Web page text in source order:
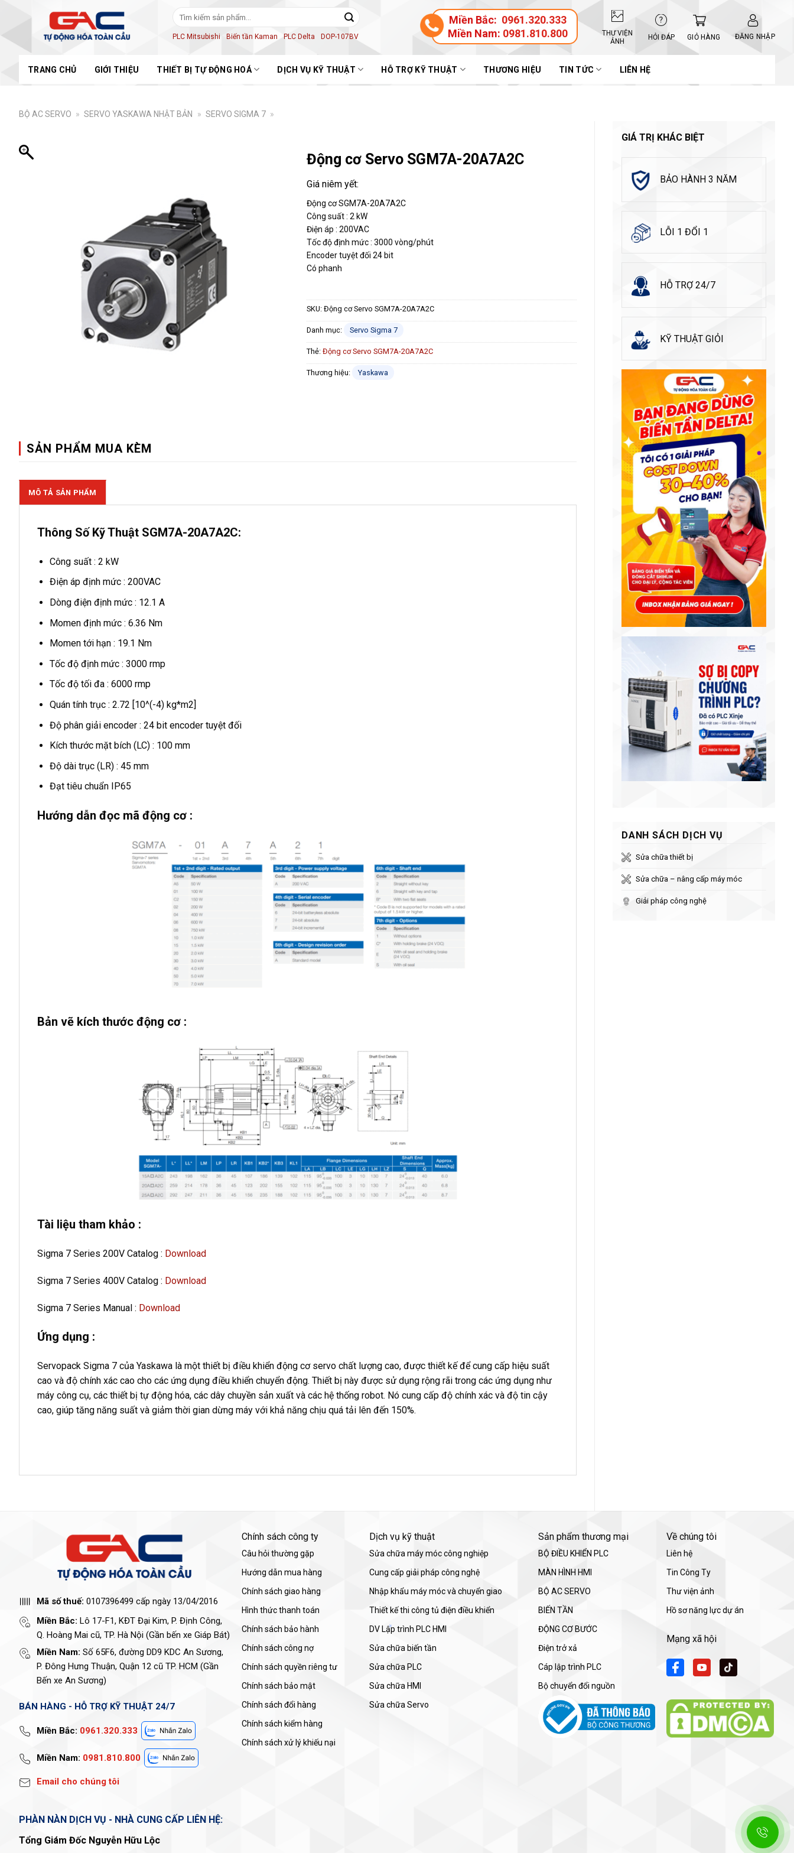
content
PLC Mitsubishi
Biến tần Kaman PLC Delta DOP-107BV
Miền Bắc: 0961.320.333
Miền Nam: 0981.810.800
THƯ VIỆN
ẢNH
HỎI ĐÁP GIỎ HÀNG ĐĂNG NHẬP
TRANG CHỦ GIỚI THIỆU THIẾT BỊ TỰ ĐỘNG HOÁ DỊCH VỤ KỸ THUẬT HỖ TRỢ KỸ THUẬT THƯƠNG HIỆU TIN TỨC LIÊN HỆ
BỘ AC SERVO » SERVO YASKAWA NHẬT BẢN » SERVO SIGMA 7 »
GIÁ TRỊ KHÁC BIỆT
BẢO HÀNH 3 NĂM
LỖI 1 ĐỔI 1
HỖ TRỢ 24/7
KỸ THUẬT GIỎI
DANH SÁCH DỊCH VỤ
Sửa chữa thiết bị
Sửa chữa – nâng cấp máy móc
Giải pháp công nghệ
Động cơ Servo SGM7A-20A7A2C
Động cơ SGM7A-20A7A2C
Công suất : 2 kW
Điện áp : 200VAC
Tốc độ định mức : 3000 vòng/phút
Encoder tuyệt đối 24 bit
Có phanh
SKU: Động cơ Servo SGM7A-20A7A2C
Danh mục: Servo Sigma 7
Thẻ: Động cơ Servo SGM7A-20A7A2C
Thương hiệu: Yaskawa
SẢN PHẨM MUA KÈM
MÔ TẢ SẢN PHẨM
Thông Số Kỹ Thuật SGM7A-20A7A2C:
Công suất : 2 kW
Điện áp định mức : 200VAC
Dòng điện định mức : 12.1 A
Momen định mức : 6.36 Nm
Momen tới hạn : 19.1 Nm
Tốc độ định mức : 3000 rmp
Tốc độ tối đa : 6000 rmp
Quán tính trục : 2.72 [10^(-4) kg*m2]
Độ phân giải encoder : 24 bit encoder tuyệt đối
Kích thước mặt bích (LC) : 100 mm
Độ dài trục (LR) : 45 mm
Đạt tiêu chuẩn IP65
Hướng dẫn đọc mã động cơ :
Bản vẽ kích thước động cơ :
Tài liệu tham khảo :
Sigma 7 Series 200V Catalog : Download
Sigma 7 Series 400V Catalog : Download
Sigma 7 Series Manual : Download
Ứng dụng :
Servopack Sigma 7 của Yaskawa là một thiết bị điều khiển động cơ servo chất lượng cao, được thiết kế để cung cấp hiệu suất
cao và độ chính xác cao cho các ứng dụng điều khiển chuyển động. Thiết bị này được sử dụng rộng rãi trong các ứng dụng như
máy công cụ, các thiết bị tự động hóa, các dây chuyền sản xuất và các hệ thống robot. Nó cung cấp độ chính xác và độ tin cậy
cao, giúp tăng năng suất và giảm thời gian dừng máy với khả năng chịu quá tải lên đến 150%.
Mã số thuế: 0107396499 cấp ngày 13/04/2016
Miền Bắc: Lô 17-F1, KĐT Đại Kim, P. Định Công,
Q. Hoàng Mai cũ, TP. Hà Nội (Gần bến xe Giáp Bát)
Miền Nam: Số 65F6, đường DD9 KDC An Sương,
P. Đông Hưng Thuận, Quận 12 cũ TP. HCM (Gần
Bến xe An Sương)
BÁN HÀNG - HỖ TRỢ KỸ THUẬT 24/7
Miền Bắc: 0961.320.333
Miền Nam: 0981.810.800
Email cho chúng tôi
PHÀN NÀN DỊCH VỤ - NHÀ CUNG CẤP LIÊN HỆ:
Tổng Giám Đốc Nguyễn Hữu Lộc
Chính sách công ty
Câu hỏi thường gặp
Hướng dẫn mua hàng
Chính sách giao hàng
Hình thức thanh toán
Chính sách bảo hành
Chính sách công nợ
Chính sách quyền riêng tư
Chính sách bảo mật
Chính sách đổi hàng
Chính sách kiểm hàng
Chính sách xử lý khiếu nại
Dịch vụ kỹ thuật
Sửa chữa máy móc công nghiệp
Cung cấp giải pháp công nghệ
Nhập khẩu máy móc và chuyển giao
Thiết kế thi công tủ điện điều khiển
DV Lập trình PLC HMI
Sửa chữa biến tần
Sửa chữa PLC
Sửa chữa HMI
Sửa chữa Servo
Sản phẩm thương mại
BỘ ĐIỀU KHIỂN PLC
MÀN HÌNH HMI
BỘ AC SERVO
BIẾN TẦN
ĐỘNG CƠ BƯỚC
Điện trở xả
Cáp lập trình PLC
Bộ chuyển đổi nguồn
Về chúng tôi
Liên hệ
Tin Công Ty
Thư viện ảnh
Hồ sơ năng lực dự án
Mạng xã hội